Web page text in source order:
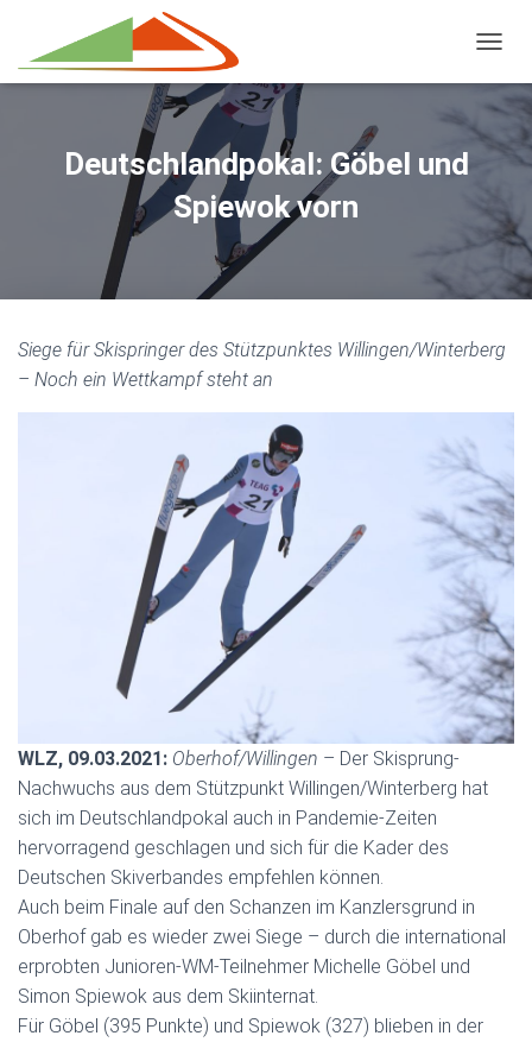
Deutschlandpokal: Göbel und
Spiewok vorn
Siege für Skispringer des Stützpunktes Willingen/Winterberg
– Noch ein Wettkampf steht an
WLZ, 09.03.2021: Oberhof/Willingen – Der Skisprung-
Nachwuchs aus dem Stützpunkt Willingen/Winterberg hat
sich im Deutschlandpokal auch in Pandemie-Zeiten
hervorragend geschlagen und sich für die Kader des
Deutschen Skiverbandes empfehlen können.
Auch beim Finale auf den Schanzen im Kanzlersgrund in
Oberhof gab es wieder zwei Siege – durch die international
erprobten Junioren-WM-Teilnehmer Michelle Göbel und
Simon Spiewok aus dem Skiinternat.
Für Göbel (395 Punkte) und Spiewok (327) blieben in der